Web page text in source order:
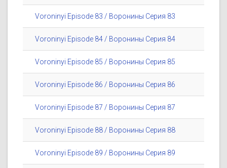
Voroninyi Episode 83 / Воронины Серия 83
Voroninyi Episode 84 / Воронины Серия 84
Voroninyi Episode 85 / Воронины Серия 85
Voroninyi Episode 86 / Воронины Серия 86
Voroninyi Episode 87 / Воронины Серия 87
Voroninyi Episode 88 / Воронины Серия 88
Voroninyi Episode 89 / Воронины Серия 89